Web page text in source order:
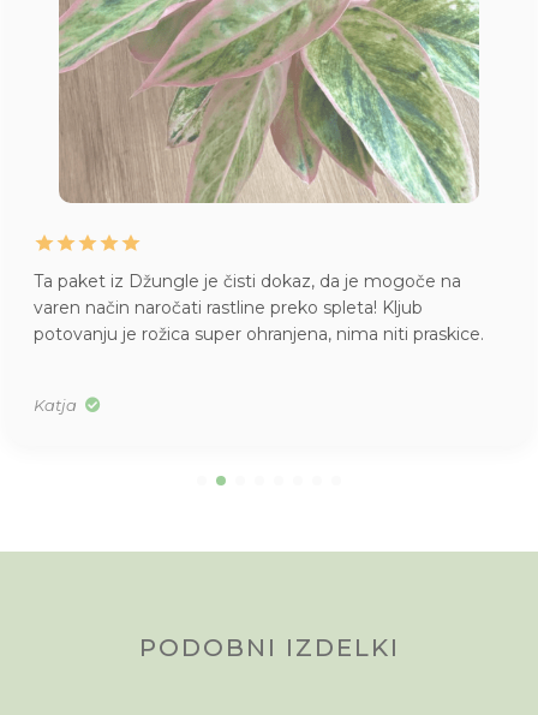
Juhej, danes je prispela pošiljka iz Džungle
. Kako
skrbno zaščitene rože, kako lepi primerki, kakšen vonj po
citrusih (moja nova orhideja) … draga Džungla, pridobili
Alenka
PODOBNI IZDELKI